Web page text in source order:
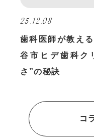
25.12.08
歯科医師が教え
谷市ヒデ歯科ク
さ”の秘訣
コ